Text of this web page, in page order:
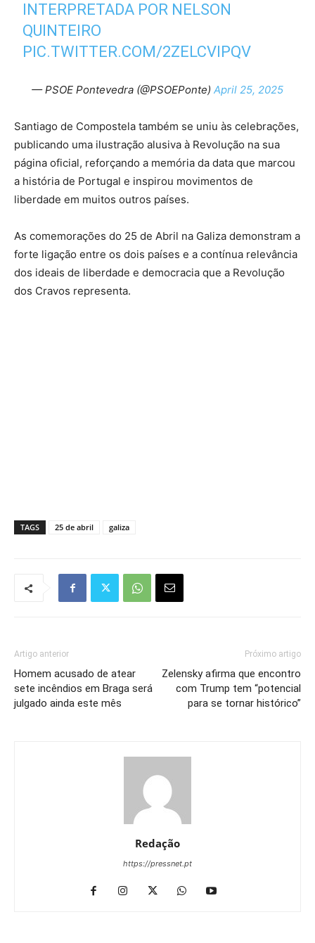
INTERPRETADA POR NELSON
QUINTEIRO
PIC.TWITTER.COM/2ZELCVIPQV
— PSOE Pontevedra (@PSOEPonte) April 25, 2025
Santiago de Compostela também se uniu às celebrações,
publicando uma ilustração alusiva à Revolução na sua
página oficial, reforçando a memória da data que marcou
a história de Portugal e inspirou movimentos de
liberdade em muitos outros países.
As comemorações do 25 de Abril na Galiza demonstram a
forte ligação entre os dois países e a contínua relevância
dos ideais de liberdade e democracia que a Revolução
dos Cravos representa.
TAGS 25 de abril galiza
Artigo anterior
Homem acusado de atear
sete incêndios em Braga será
julgado ainda este mês
Próximo artigo
Zelensky afirma que encontro
com Trump tem “potencial
para se tornar histórico”
Redação
https://pressnet.pt